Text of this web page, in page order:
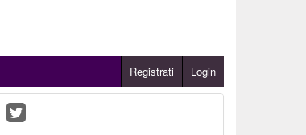
Registrati Login